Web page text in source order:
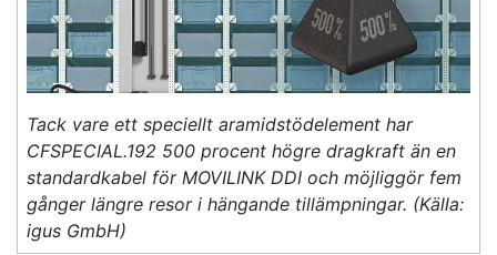
Tack vare ett speciellt aramidstödelement har
CFSPECIAL.192 500 procent högre dragkraft än en
standardkabel för MOVILINK DDI och möjliggör fem
gånger längre resor i hängande tillämpningar. (Källa:
igus GmbH)